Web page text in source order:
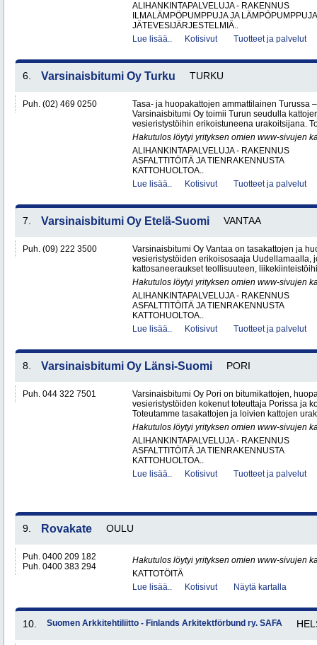
ALIHANKINTAPALVELUJA - RAKENNUS
ILMALÄMPÖPUMPPUJA JA LÄMPÖPUMPPUJA
JÄTEVESIJÄRJESTELMIÄ..
Lue lisää..
Kotisivut Tuotteet ja palvelut
6. Varsinaisbitumi Oy Turku TURKU
Puh. (02) 469 0250
Tasa- ja huopakattojen ammattilainen Turussa
Varsinaisbitumi Oy toimii Turun seudulla
vesieristystöihin erikoistuneena urakoitsijana.
Hakutulos löytyi yrityksen omien www-sivujen
ALIHANKINTAPALVELUJA - RAKENNUS
ASFALTTITÖITÄ JA TIENRAKENNUSTA
KATTOHUOLTOA..
Lue lisää..
Kotisivut Tuotteet ja palvelut
7. Varsinaisbitumi Oy Etelä-Suomi VANTAA
Puh. (09) 222 3500
Varsinaisbitumi Oy Vantaa on tasakattojen ja
vesieristystöiden erikoisosaaja Uudellamaalla,
kattosaneeraukset teollisuuteen,
Hakutulos löytyi yrityksen omien www-sivujen
ALIHANKINTAPALVELUJA - RAKENNUS
ASFALTTITÖITÄ JA TIENRAKENNUSTA
KATTOHUOLTOA..
Lue lisää..
Kotisivut Tuotteet ja palvelut
8. Varsinaisbitumi Oy Länsi-Suomi PORI
Puh. 044 322 7501
Varsinaisbitumi Oy Pori on bitumikattojen,
vesieristystöiden kokenut toteuttaja Porissa ja
Toteutamme tasakattojen ja loivien kattojen
Hakutulos löytyi yrityksen omien www-sivujen
ALIHANKINTAPALVELUJA - RAKENNUS
ASFALTTITÖITÄ JA TIENRAKENNUSTA
KATTOHUOLTOA..
Lue lisää..
Kotisivut Tuotteet ja palvelut
9. Rovakate OULU
Puh. 0400 209 182
Puh. 0400 383 294
Hakutulos löytyi yrityksen omien www-sivujen
KATTOTÖITÄ
Lue lisää..
Kotisivut Näytä kartalla
10. Suomen Arkkitehtiliitto - Finlands Arkitektförbund ry. SAFA